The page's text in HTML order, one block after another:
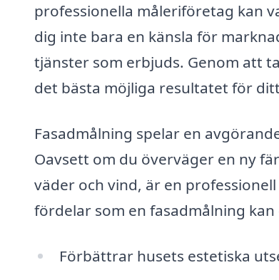
professionella måleriföretag kan
dig inte bara en känsla för
tjänster som erbjuds. Genom att
det bästa möjliga resultatet för
Fasadmålning spelar en
Oavsett om du överväger en ny
väder och vind, är en
fördelar som en fasadmålning kan
Förbättrar husets estetiska